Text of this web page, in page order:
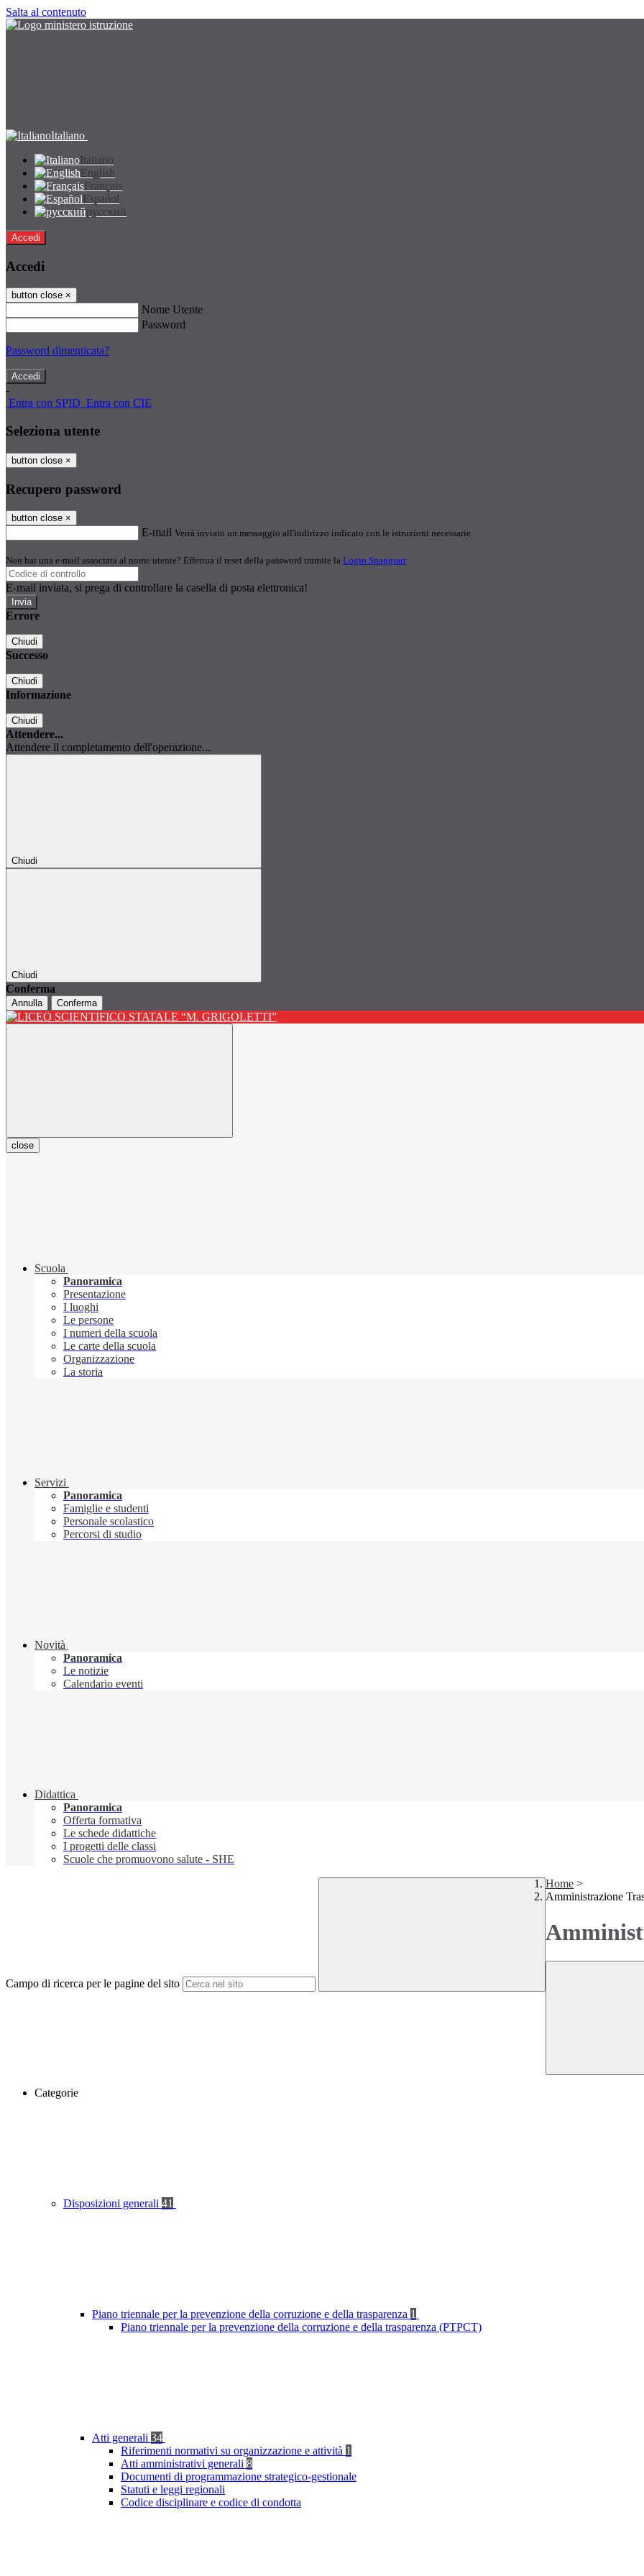
Salta al contenuto
Italiano
Italiano
English
Français
Español
русский
Accedi
Accedi
button close ×
Nome Utente
Password
Password dimenticata?
-
Entra con SPID Entra con CIE
Seleziona utente
button close ×
Recupero password
button close ×
E-mail Verrà inviato un messaggio all'indirizzo indicato con le istruzioni necessarie.
Non hai una e-mail associata al nome utente? Effettua il reset della password tramite la Login Spaggiari
E-mail inviata, si prega di controllare la casella di posta elettronica!
Errore
Chiudi
Successo
Chiudi
Informazione
Chiudi
Attendere...
Attendere il completamento dell'operazione...
Chiudi
Chiudi
Conferma
Annulla Conferma
close
Scuola
Panoramica
Presentazione
I luoghi
Le persone
I numeri della scuola
Le carte della scuola
Organizzazione
La storia
Servizi
Panoramica
Famiglie e studenti
Personale scolastico
Percorsi di studio
Novità
Panoramica
Le notizie
Calendario eventi
Didattica
Panoramica
Offerta formativa
Le schede didattiche
I progetti delle classi
Scuole che promuovono salute - SHE
Campo di ricerca per le pagine del sito
Home >
Amministrazione
Categorie
Disposizioni generali 41
Piano triennale per la prevenzione della corruzione e della trasparenza 1
Piano triennale per la prevenzione della corruzione e della trasparenza (PTPCT)
Atti generali 34
Riferimenti normativi su organizzazione e attività 1
Atti amministrativi generali 8
Documenti di programmazione strategico-gestionale
Statuti e leggi regionali
Codice disciplinare e codice di condotta